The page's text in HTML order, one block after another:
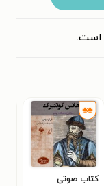
است.
کتاب صوتی